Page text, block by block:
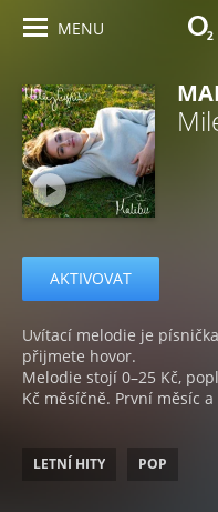
MENU
AKTIVOVAT
Uvítací melodie je
přijmete hovor.
Melodie stojí 0–25 Kč,
Kč měsíčně. První měsíc
LETNÍ HITY POP